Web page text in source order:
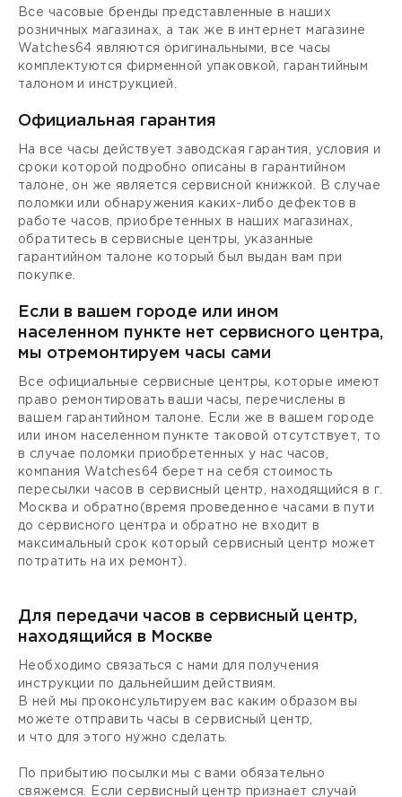
Все часовые бренды представленные в наших
розничных магазинах, а так же в интернет магазине
Watches64 являются оригинальными, все часы
комплектуются фирменной упаковкой, гарантийным
талоном и инструкцией.
Официальная гарантия
На все часы действует заводская гарантия, условия и
сроки которой подробно описаны в гарантийном
талоне, он же является сервисной книжкой. В случае
поломки или обнаружения каких-либо дефектов в
работе часов, приобретенных в наших магазинах,
обратитесь в сервисные центры, указанные
гарантийном талоне который был выдан вам при
покупке.
Если в вашем городе или ином
населенном пункте нет сервисного центра,
мы отремонтируем часы сами
Все официальные сервисные центры, которые имеют
право ремонтировать ваши часы, перечислены в
вашем гарантийном талоне. Если же в вашем городе
или ином населенном пункте таковой отсутствует, то
в случае поломки приобретенных у нас часов,
компания Watches64 берет на себя стоимость
пересылки часов в сервисный центр, находящийся в г.
Москва и обратно(время проведенное часами в пути
до сервисного центра и обратно не входит в
максимальный срок который сервисный центр может
потратить на их ремонт).
Для передачи часов в сервисный центр,
находящийся в Москве
Необходимо связаться с нами для получения
инструкции по дальнейшим действиям.
В ней мы проконсультируем вас каким образом вы
можете отправить часы в сервисный центр,
и что для этого нужно сделать.
По прибытию посылки мы с вами обязательно
свяжемся. Если сервисный центр признает случай